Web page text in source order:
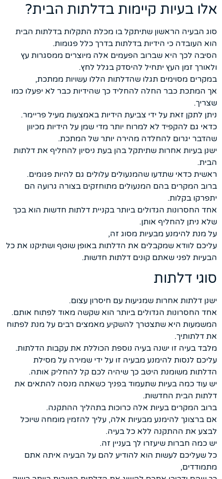
אלו בעיות קיימות בדלתות הבית?
סוג הבעיה הראשון שתיתקל בו מכלת התקלות בדלתות הבית
הוא העובדה כי הידיות בדלתות בדרך כלל פגומות.
הסיבה לכך היא שברוב הפעמים אלה מיוצרים ממסגרות עץ
ולאורך זמן העץ יתחיל להיסדק בגלל לחץ.
במקרים מסוימים תגלו שהדלתות הללו עשויות ממתכת,
אך המתכת כבר החלה להחליד כך שהידיות כבר לא יפעלו כמו
שצריך.
ניתן לתקן זאת על ידי צביעת הידיות באמצעות מעיל פריימר.
כדאי גם להקפיד לא למרוח יותר מדי שמן על הידיות מכיוון
שהדבר יגרום להחלדה מהירה יותר של המתכת.
ישנן בעיות אחרות שתיתקל בהן בעת ​​ניסיון להחליף את דלתות
הבית.
ראשית כדאי שתדעו שהמנעולים עלולים גם להיות פגומים.
ברוב המקרים בהם המנעולים מתוחזקים בצורה גרועה הם
יתפרקו בקלות.
אחד החסרונות הגדולים ביותר בקניית דלתות חדשות הוא בכך
שלא ניתן להחליף אותן.
על מנת להימנע מבעיות מסוג זה,
עליכם לוודא שמקבלים את הדלתות באופן שוטף ושתיקנו את כל
הבעיות לפני שאתם קונים דלתות חדשות.
סוגי דלתות
ישנן דלתות אחרות שמגיעות עם חיסרון עצום.
אחד החסרונות הגדולים ביותר הוא שקשה מאוד לפתוח אותם.
המשמעות היא שתצטרך להשקיע מאמצים רבים על מנת לפתוח
את דלתותיך.
מלבד בעיה זו ישנה בעיה נוספת הכוללת את עקבות הדלתות.
עליכם לנסות להימנע מבעיה זו על ידי שמירה על מסילת
הדלתות משומנת היטב כך שיהיה לכם קל להחליק אותה.
יש עוד כמה בעיות שתעמוד בפניך כשאתה מנסה להתאים את
דלתות הבית החדשות.
ברוב המקרים בעיות אלה כרוכות בתהליך ההתקנה.
אם ברצונך להימנע מבעיות אלה, עליך להזמין מומחה שיוכל
לבצע את ההתקנה ללא כל בעיה.
יש כמה חברות שיעזרו לך בעניין זה.
כל שעליכם לעשות הוא להודיע ​​להם על הבעיה איתה אתם
מתמודדים,